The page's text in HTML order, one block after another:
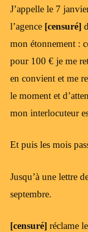
J’appelle le 7
l’agence [censuré]
mon étonnement :
pour 100 € je me
en convient et me
le moment et
mon interlocuteur
Et puis les mois
Jusqu’à une lettre
septembre.
[censuré] réclame